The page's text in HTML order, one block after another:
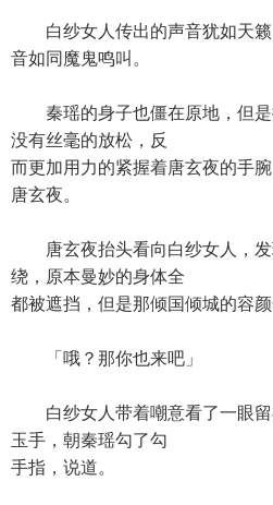
白纱女人传出的声音犹如天籁
音如同魔鬼鸣叫。
秦瑶的身子也僵在原地，但是
没有丝毫的放松，反
而更加用力的紧握着唐玄夜的手
唐玄夜。
唐玄夜抬头看向白纱女人，发
绕，原本曼妙的身体全
都被遮挡，但是那倾国倾城的容颜
「哦？那你也来吧」
白纱女人带着嘲意看了一眼留
玉手，朝秦瑶勾了勾
手指，说道。